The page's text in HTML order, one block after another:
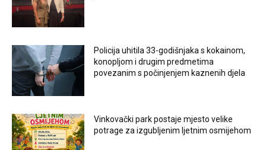
Policija uhitila 33-godišnjaka s kokainom,
konopljom i drugim predmetima
povezanim s počinjenjem kaznenih djela
Vinkovački park postaje mjesto velike
potrage za izgubljenim ljetnim osmijehom